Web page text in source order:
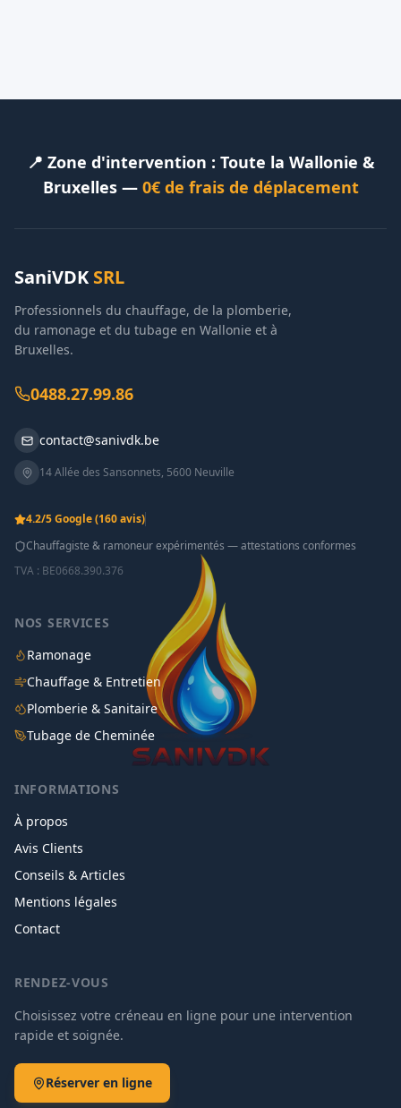
📍 Zone d'intervention : Toute la Wallonie &
Bruxelles — 0€ de frais de déplacement
SaniVDK SRL
Professionnels du chauffage, de la plomberie,
du ramonage et du tubage en Wallonie et à
Bruxelles.
0488.27.99.86
contact@sanivdk.be
14 Allée des Sansonnets, 5600 Neuville
4.2/5 Google(160 avis)
Chauffagiste & ramoneur expérimentés — attestations conformes
TVA : BE0668.390.376
NOS SERVICES
Ramonage
Chauffage & Entretien
Plomberie & Sanitaire
Tubage de Cheminée
INFORMATIONS
À propos
Avis Clients
Conseils & Articles
Mentions légales
Contact
RENDEZ-VOUS
Choisissez votre créneau en ligne pour une intervention
rapide et soignée.
Réserver en ligne